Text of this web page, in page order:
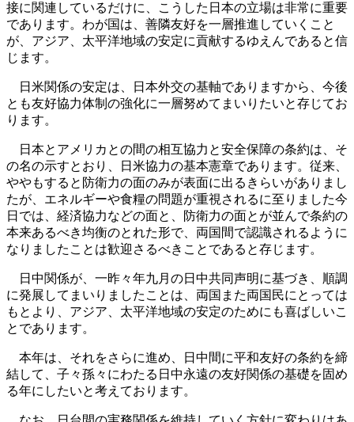
接に関連しているだけに、こうした日本の立場は非常に重要
であります。わが国は、善隣友好を一層推進していくこと
が、アジア、太平洋地域の安定に貢献するゆえんであると信
じます。
日米関係の安定は、日本外交の基軸でありますから、今後
とも友好協力体制の強化に一層努めてまいりたいと存じてお
ります。
日本とアメリカとの間の相互協力と安全保障の条約は、そ
の名の示すとおり、日米協力の基本憲章であります。従来、
ややもすると防衛力の面のみが表面に出るきらいがありまし
たが、エネルギーや食糧の問題が重視されるに至りました今
日では、経済協力などの面と、防衛力の面とが並んで条約の
本来あるべき均衡のとれた形で、両国間で認識されるように
なりましたことは歓迎さるべきことであると存じます。
日中関係が、一昨々年九月の日中共同声明に基づき、順調
に発展してまいりましたことは、両国また両国民にとっては
もとより、アジア、太平洋地域の安定のためにも喜ばしいこ
とであります。
本年は、それをさらに進め、日中間に平和友好の条約を締
結して、子々孫々にわたる日中永遠の友好関係の基礎を固め
る年にしたいと考えております。